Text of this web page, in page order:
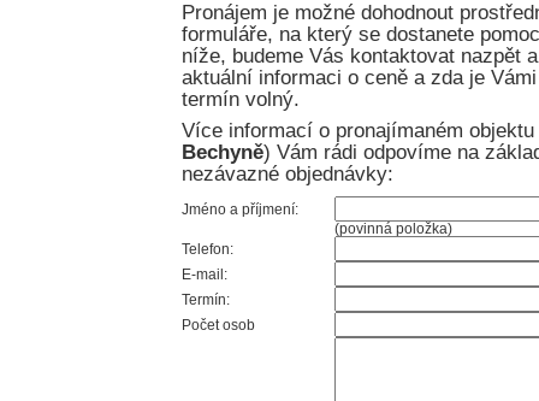
Pronájem je možné dohodnout
formuláře, na který se dostanete
níže, budeme Vás kontaktovat nazpět
aktuální informaci o ceně a zda je
termín volný.
Více informací o pronajímaném objektu
Bechyně) Vám rádi odpovíme na
nezávazné objednávky:
Jméno a příjmení:
(povinná položka)
Telefon:
E-mail:
Termín:
Počet osob